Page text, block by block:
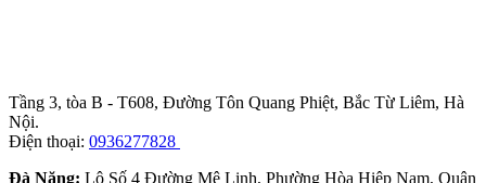
Tầng 3, tòa B - T608, Đường Tôn Quang Phiệt, Bắc Từ Liêm, Hà
Nội.
Điện thoại: 0936277828
Đà Năng: Lô Số 4 Đường Mê Linh, Phường Hòa Hiệp Nam, Quận